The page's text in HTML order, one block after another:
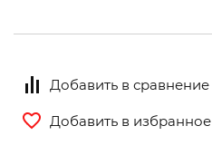
Добавить в сравнение
Добавить в избранное